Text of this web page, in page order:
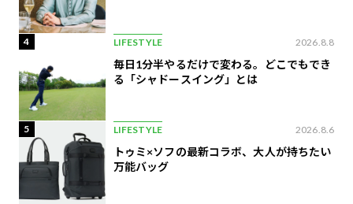
4 LIFESTYLE 2026.8.8
毎日1分半やるだけで変わる。どこでもでき
る「シャドースイング」とは
5 LIFESTYLE 2026.8.6
トゥミ×ソフの最新コラボ、大人が持ちたい
万能バッグ